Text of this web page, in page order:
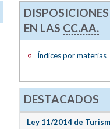
EN LAS CC.AA.
Índices por materias
DESTACADOS
Ley 11/2014 de